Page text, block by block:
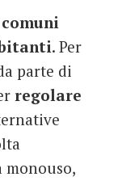
comuni
. Per
parte di
regolare